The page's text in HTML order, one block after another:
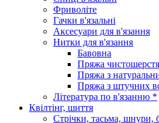
Фриволіте
Гачки в'язальні
Аксесуари для в'язання
Нитки для в'язання
Бавовна
Пряжа
Пряжа з
Пряжа з штучних
Література по в'язанню *
Квілтінг, шиття
Стрічки, тасьма, шнури,